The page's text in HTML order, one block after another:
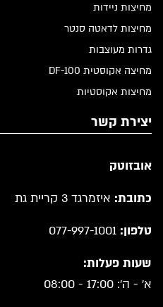
מחיצות ניידות
מחיצות לדאטה סנטר
גדרות מעוצבות
מחיצה אקוסטית DF-100
מחיצות אקוסטיות
יצירת קשר
אובזוטק
כתובת: איזמרגד 3 קריית גת
טלפון: 077-997-1001
שעות פעלות:
א' - ה': 17:00 - 08:00